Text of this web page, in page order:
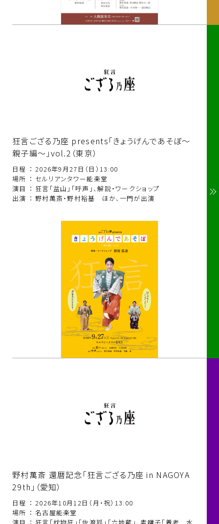
狂言ござる乃座 presents「きょうげんであそぼ～
親子編～」vol.2（東京）
日程 ： 2026年9月27日（日）13:00
場所 ： セルリアンタワー能楽堂
演目
： 狂言「盆山」「呼声」、解説・ワークショップ
出演 ： 野村萬斎・野村裕基 ほか、一門が出演
野村萬斎 還暦記念「狂言ござる乃座 in NAGOYA
29th」（愛知）
日程 ： 2026年10月12日（月・祝）13:00
場所 ： 名古屋能楽堂
演目
： 狂言「枕物狂」「佐渡狐」「六地蔵」、素囃子「養老 水